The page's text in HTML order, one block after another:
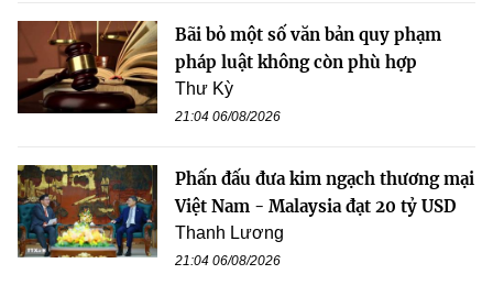
Bãi bỏ một số văn bản quy phạm
pháp luật không còn phù hợp
Thư Kỳ
21:04 06/08/2026
Phấn đấu đưa kim ngạch thương mại
Việt Nam - Malaysia đạt 20 tỷ USD
Thanh Lương
21:04 06/08/2026